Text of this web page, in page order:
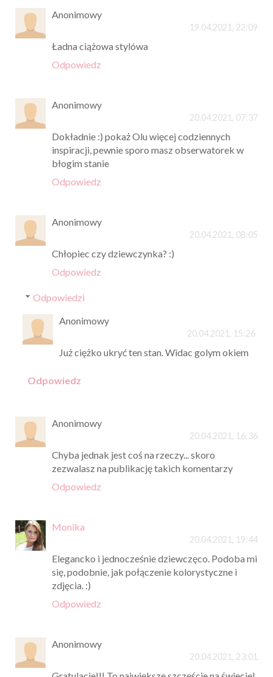
Anonimowy
19.04.2021, 22:09
Ładna ciążowa stylówa
Odpowiedz
Anonimowy
20.04.2021, 07:37
Dokładnie :) pokaż Olu więcej codziennych
inspiracji, pewnie sporo masz obserwatorek w
błogim stanie
Odpowiedz
Anonimowy
20.04.2021, 08:05
Chłopiec czy dziewczynka? :)
Odpowiedz
Odpowiedzi
Anonimowy
20.04.2021, 15:26
Już ciężko ukryć ten stan. Widac golym okiem
Odpowiedz
Anonimowy
20.04.2021, 16:36
Chyba jednak jest coś na rzeczy... skoro
zezwalasz na publikację takich komentarzy
Odpowiedz
Monika
20.04.2021, 19:44
Elegancko i jednocześnie dziewczęco. Podoba mi
się, podobnie, jak połączenie kolorystyczne i
zdjęcia. :)
Odpowiedz
Anonimowy
20.04.2021, 23:01